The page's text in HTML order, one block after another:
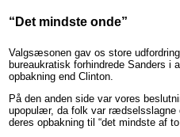
“Det mindste onde”
Valgsæsonen gav os store
bureaukratisk forhindrede Sanders
opbakning end Clinton.
På den anden side var vores
upopulær, da folk var rædselsslagne
deres opbakning til “det mindste af to